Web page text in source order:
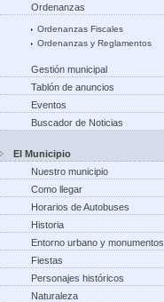
Ordenanzas
Ordenanzas Fiscales
Ordenanzas y Reglamentos
Gestión municipal
Tablón de anuncios
Eventos
Buscador de Noticias
El Municipio
Nuestro municipio
Como llegar
Horarios de Autobuses
Historia
Entorno urbano y monumentos
Fiestas
Personajes históricos
Naturaleza